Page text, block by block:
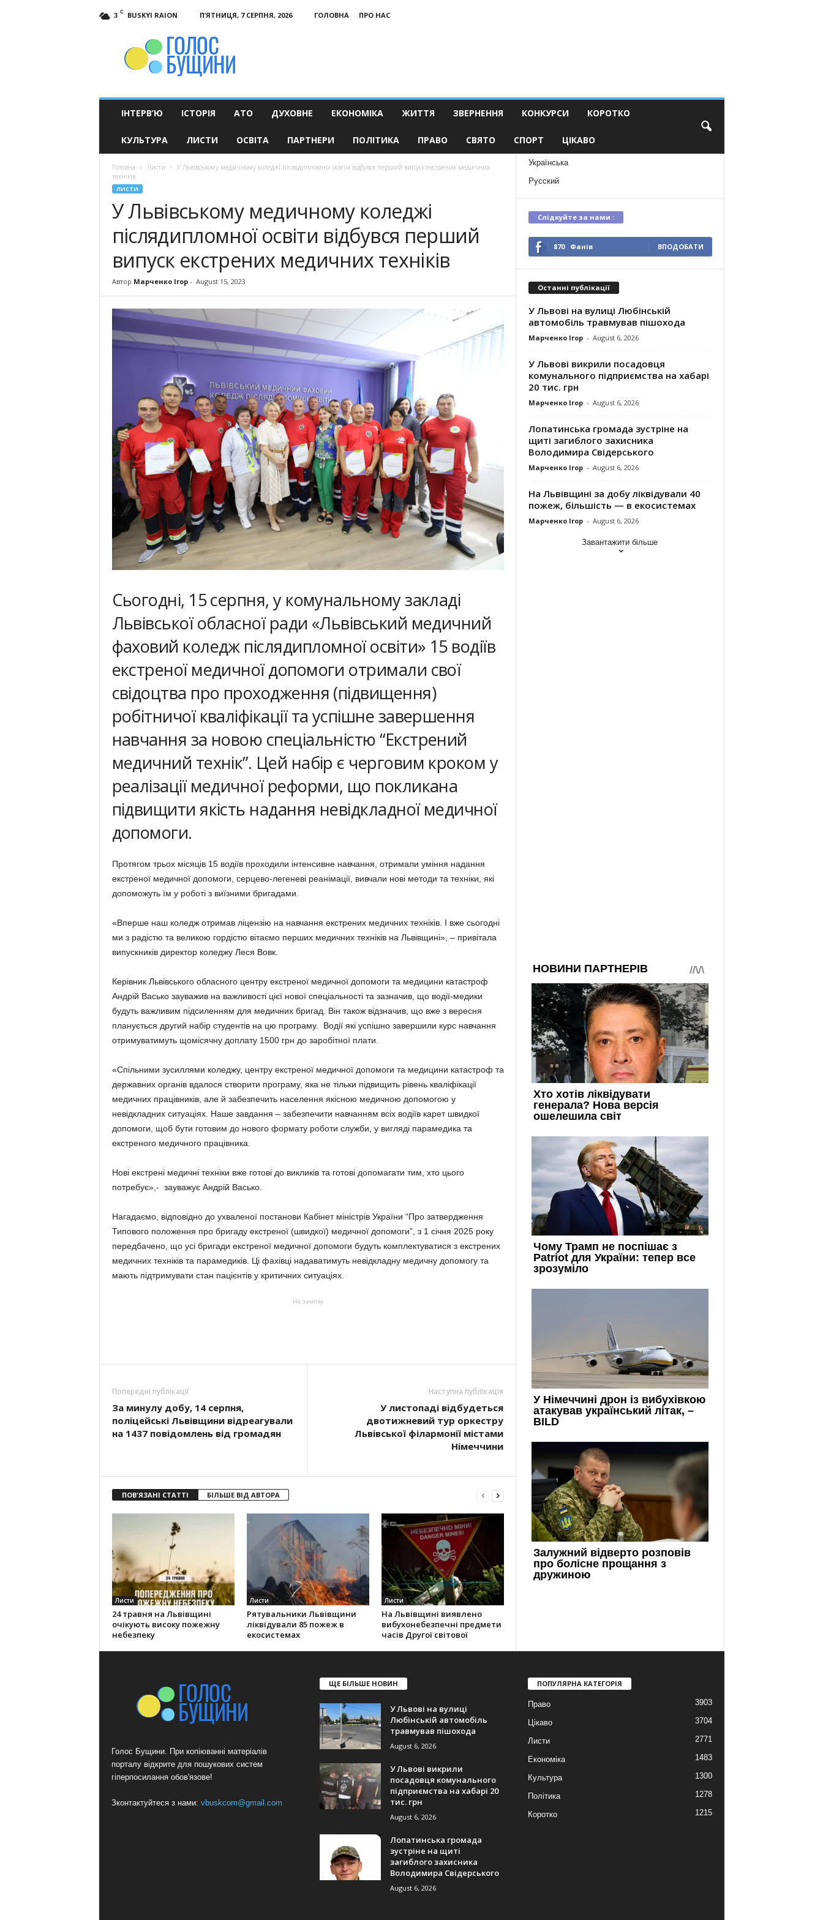
3 C BUSKYI RAION П’ЯТНИЦЯ, 7 СЕРПНЯ, 2026 ГОЛОВНА
ПРО НАС
ІНТЕРВ’Ю ІСТОРІЯ АТО ДУХОВНЕ ЕКОНОМІКА ЖИТТЯ ЗВЕРНЕННЯ КОНКУРСИ КОРОТКО
КУЛЬТУРА ЛИСТИ ОСВІТА ПАРТНЕРИ ПОЛІТИКА ПРАВО СВЯТО СПОРТ ЦІКАВО
Головна Листи
У Львівському медичному коледжі післядипломної освіти відбувся перший випуск екстрених медичних
техніків
ЛИСТИ
У Львівському медичному коледжі
післядипломної освіти відбувся перший
випуск екстрених медичних техніків
Автор Марченко Ігор- August 15, 2023
Сьогодні, 15 серпня, у комунальному закладі
Львівської обласної ради «Львівський медичний
фаховий коледж післядипломної освіти» 15 водіїв
екстреної медичної допомоги отримали свої
свідоцтва про проходження (підвищення)
робітничої кваліфікації та успішне завершення
навчання за новою спеціальністю “Екстрений
медичний технік”. Цей набір є черговим кроком у
реалізації медичної реформи, що покликана
підвищити якість надання невідкладної медичної
допомоги.
Протягом трьох місяців 15 водіїв проходили інтенсивне навчання, отримали уміння надання
екстреної медичної допомоги, серцево-легеневі реанімації, вивчали нові методи та техніки, які
допоможуть їм у роботі з виїзними бригадами.
«Вперше наш коледж отримав ліцензію на навчання екстрених медичних техніків. І вже сьогодні
ми з радістю та великою гордістю вітаємо перших медичних техніків на Львівщині», – привітала
випускників директор коледжу Леся Вовк.
Керівник Львівського обласного центру екстреної медичної допомоги та медицини катастроф
Андрій Васько зауважив на важливості цієї нової спеціальності та зазначив, що водії-медики
будуть важливим підсиленням для медичних бригад. Він також відзначив, що вже з вересня
планується другий набір студентів на цю програму. Водії які успішно завершили курс навчання
отримуватимуть щомісячну доплату 1500 грн до заробітної плати.
«Спільними зусиллями коледжу, центру екстреної медичної допомоги та медицини катастроф та
державних органів вдалося створити програму, яка не тільки підвищить рівень кваліфікації
медичних працівників, але й забезпечить населення якісною медичною допомогою у
невідкладних ситуаціях. Наше завдання – забезпечити навчанням всіх водіїв карет швидкої
допомоги, щоб бути готовим до нового формату роботи служби, у вигляді парамедика та
екстреного медичного працівника.
Нові екстрені медичні техніки вже готові до викликів та готові допомагати тим, хто цього
потребує»,- зауважує Андрій Васько.
Нагадаємо, відповідно до ухваленої постанови Кабінет міністрів України “Про затвердження
Типового положення про бригаду екстреної (швидкої) медичної допомоги”, з 1 січня 2025 року
передбачено, що усі бригади екстреної медичної допомоги будуть комплектуватися з екстрених
медичних техніків та парамедиків. Ці фахівці надаватимуть невідкладну медичну допомогу та
мають підтримувати стан пацієнтів у критичних ситуаціях.
На замітку
Попередні публікації
За минулу добу, 14 серпня,
поліцейські Львівщини відреагували
на 1437 повідомлень від громадян
Наступна публікація
У листопаді відбудеться
двотижневий тур оркестру
Львівської філармонії містами
Німеччини
ПОВ'ЯЗАНІ СТАТТІ БІЛЬШЕ ВІД АВТОРА
Листи
24 травня на Львівщині
очікують високу пожежну
небезпеку
Листи
Рятувальники Львівщини
ліквідували 85 пожеж в
екосистемах
Листи
На Львівщині виявлено
вибухонебезпечні предмети
часів Другої світової
Українська
Русский
Слідкуйте за нами :
870 Фанів ВПОДОБАТИ
Останні публікації
У Львові на вулиці Любінській
автомобіль травмував пішохода
Марченко Ігор - August 6, 2026
У Львові викрили посадовця
комунального підприємства на хабарі
20 тис. грн
Марченко Ігор - August 6, 2026
Лопатинська громада зустріне на
щиті загиблого захисника
Володимира Свідерського
Марченко Ігор - August 6, 2026
На Львівщині за добу ліквідували 40
пожеж, більшість — в екосистемах
Марченко Ігор - August 6, 2026
Завантажити більше
Голос Бущини. При копіюванні матеріалів
порталу відкрите для пошукових систем
гіперпосилання обов'язове!
Зконтактуйтеся з нами: vbuskcom@gmail.com
ЩЕ БІЛЬШЕ НОВИН
У Львові на вулиці
Любінській автомобіль
травмував пішохода
August 6, 2026
У Львові викрили
посадовця комунального
підприємства на хабарі 20
тис. грн
August 6, 2026
Лопатинська громада
зустріне на щиті
загиблого захисника
Володимира Свідерського
August 6, 2026
ПОПУЛЯРНА КАТЕГОРІЯ
Право 3903
Цікаво 3704
Листи 2771
Економіка 1483
Культура 1300
Політика 1278
Коротко 1215